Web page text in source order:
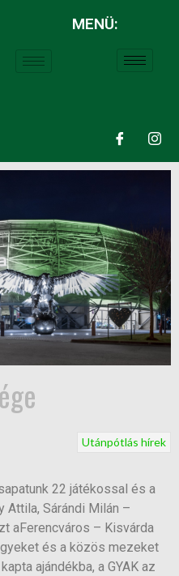
MENÜ:
Utánpótlás hírek
22 játékossal és a
Sárándi Milán –
aFerencváros – Kisvárda
és a közös mezeket
ajándékba, a GYAK az